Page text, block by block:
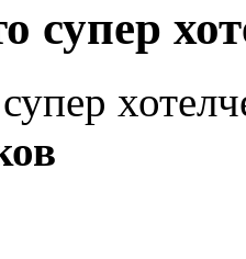
супер